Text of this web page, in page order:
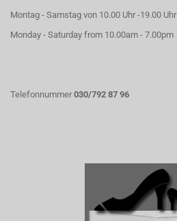
Montag - Samstag von 10.00 Uhr -19.00 Uhr
Monday - Saturday from 10.00am - 7.00pm
Telefonnummer 030/792 87 96